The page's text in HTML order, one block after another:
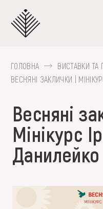
основного
вмісту
ПРО МУЗЕЙ
ВИСТАВКИ ТА
МЕДІА
ВІДВІДАТИ
ГОЛОВНА ВИСТАВКИ ТА
ВЕСНЯНІ ЗАКЛИЧКИ |
Весняні
Мінікурс
Данилейко